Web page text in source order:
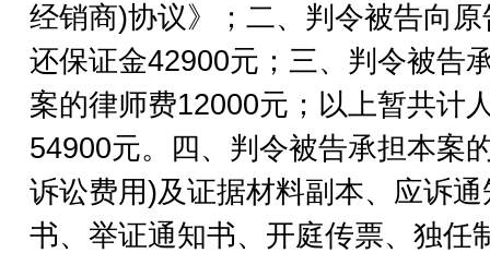
经销商)协议》；二、判令被告向原
还保证金42900元；三、判令被告
案的律师费12000元；以上暂共计
54900元。四、判令被告承担本案
诉讼费用)及证据材料副本、应诉通
书、举证通知书、开庭传票、独任